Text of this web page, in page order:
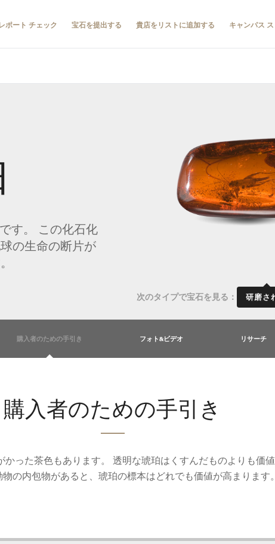
レポート チェック 宝石を提出する 貴店をリストに追加する キャンパス
す。 この化石化
の生命の断片が
次のタイプで宝石を見る： 研磨さ
購入者のための手引き フォト&ビデオ リサーチ
購入者のための手引き
った茶色もあります。 透明な琥珀はくすんだものよりも価
の内包物があると、琥珀の標本はどれでも価値が高まります。